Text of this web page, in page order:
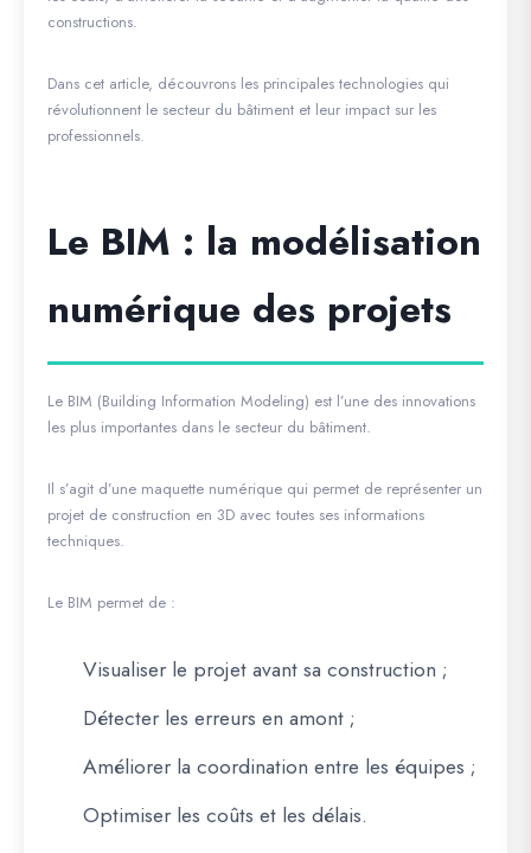
constructions.
Dans cet article, découvrons les principales technologies qui
révolutionnent le secteur du bâtiment et leur impact sur les
professionnels.
Le BIM : la modélisation
numérique des projets
Le BIM (Building Information Modeling) est l’une des innovations
les plus importantes dans le secteur du bâtiment.
Il s’agit d’une maquette numérique qui permet de représenter un
projet de construction en 3D avec toutes ses informations
techniques.
Le BIM permet de :
Visualiser le projet avant sa construction ;
Détecter les erreurs en amont ;
Améliorer la coordination entre les équipes ;
Optimiser les coûts et les délais.